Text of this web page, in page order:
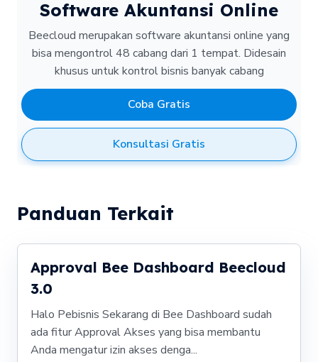
Software Akuntansi Online
Beecloud merupakan software akuntansi online yang
bisa mengontrol 48 cabang dari 1 tempat. Didesain
khusus untuk kontrol bisnis banyak cabang
Coba Gratis
Konsultasi Gratis
Panduan Terkait
Approval Bee Dashboard Beecloud
3.0
Halo Pebisnis Sekarang di Bee Dashboard sudah
ada fitur Approval Akses yang bisa membantu
Anda mengatur izin akses denga...